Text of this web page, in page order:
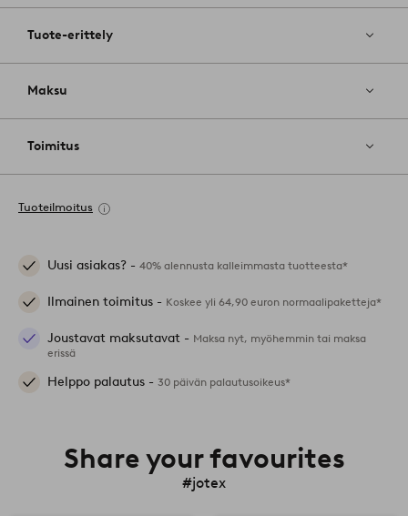
Tuote-erittely
Maksu
Toimitus
Tuoteilmoitus
Uusi asiakas? - 40% alennusta kalleimmasta tuotteesta*
Ilmainen toimitus - Koskee yli 64,90 euron normaalipaketteja*
Joustavat maksutavat - Maksa nyt, myöhemmin tai maksa
erissä
Helppo palautus - 30 päivän palautusoikeus*
Share your favourites
#jotex